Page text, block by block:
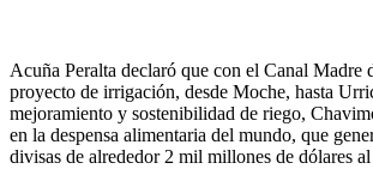
Acuña Peralta declaró que con el Canal Madre
proyecto de irrigación, desde Moche, hasta
mejoramiento y sostenibilidad de riego,
en la despensa alimentaria del mundo, que
divisas de alrededor 2 mil millones de dólares al